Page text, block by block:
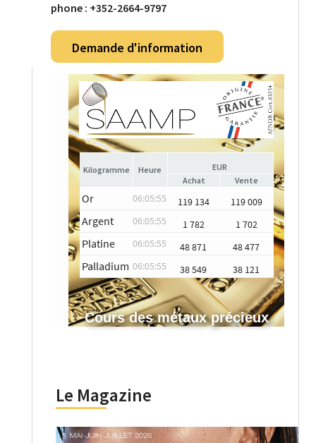
phone : +352-2664-9797
Demande d'information
Heure
EUR
Achat
Vente
Or 06:05:55 119 134 119 009
Argent 06:05:55 1 782 1 702
Platine 06:05:55 48 871 48 477
Palladium 06:05:55 38 549 38 121
Cours des métaux précieux
Le Magazine